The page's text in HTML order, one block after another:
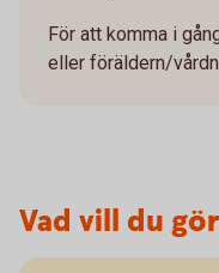
För att komma i
eller föräldern/
Vad vill du